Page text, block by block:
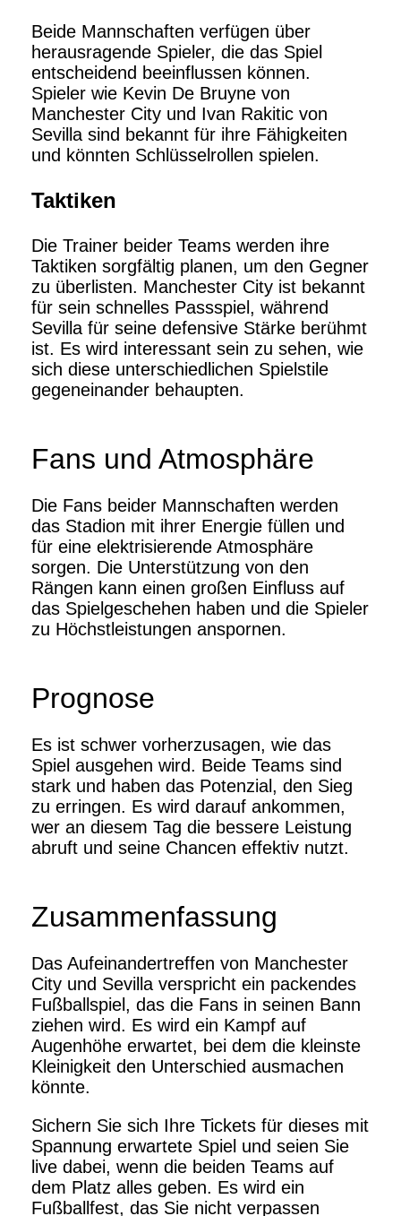
Beide Mannschaften verfügen über
herausragende Spieler, die das Spiel
entscheidend beeinflussen können.
Spieler wie Kevin De Bruyne von
Manchester City und Ivan Rakitic von
Sevilla sind bekannt für ihre Fähigkeiten
und könnten Schlüsselrollen spielen.
Taktiken
Die Trainer beider Teams werden ihre
Taktiken sorgfältig planen, um den Gegner
zu überlisten. Manchester City ist bekannt
für sein schnelles Passspiel, während
Sevilla für seine defensive Stärke berühmt
ist. Es wird interessant sein zu sehen, wie
sich diese unterschiedlichen Spielstile
gegeneinander behaupten.
Fans und Atmosphäre
Die Fans beider Mannschaften werden
das Stadion mit ihrer Energie füllen und
für eine elektrisierende Atmosphäre
sorgen. Die Unterstützung von den
Rängen kann einen großen Einfluss auf
das Spielgeschehen haben und die Spieler
zu Höchstleistungen anspornen.
Prognose
Es ist schwer vorherzusagen, wie das
Spiel ausgehen wird. Beide Teams sind
stark und haben das Potenzial, den Sieg
zu erringen. Es wird darauf ankommen,
wer an diesem Tag die bessere Leistung
abruft und seine Chancen effektiv nutzt.
Zusammenfassung
Das Aufeinandertreffen von Manchester
City und Sevilla verspricht ein packendes
Fußballspiel, das die Fans in seinen Bann
ziehen wird. Es wird ein Kampf auf
Augenhöhe erwartet, bei dem die kleinste
Kleinigkeit den Unterschied ausmachen
könnte.
Sichern Sie sich Ihre Tickets für dieses mit
Spannung erwartete Spiel und seien Sie
live dabei, wenn die beiden Teams auf
dem Platz alles geben. Es wird ein
Fußballfest, das Sie nicht verpassen